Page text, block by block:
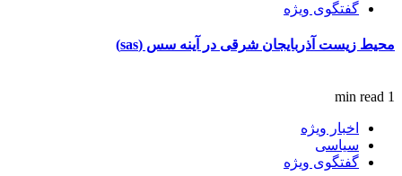
گفتگوی ویژه
محیط زیست آذربایجان شرقی در آینه سس (sas)
1 min read
اخبار ویژه
سیاسی
گفتگوی ویژه